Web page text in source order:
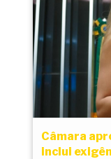
Câmara
inclui